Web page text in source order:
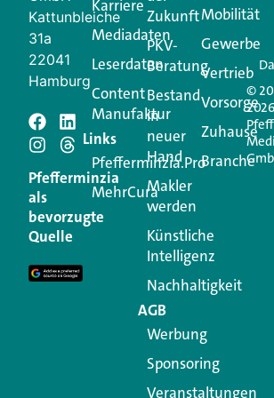
Jetzt anmelden
Schreiben Sie einen
Kommentar
Ihre E-Mail-Adresse wird nicht
Erforderliche Felder sind mit
Kommentar
Kattunbleiche
31a
22041
Hamburg
Pfefferminzia
als
bevorzugte
Quelle
Karriere
Mediadaten
Leserdaten
Content
Manufaktur
Links
Pfefferminzia.Pro
MehrCura
Zukunft
PKV-
Beratung
Bestand
in
neuer
Hand
Makler
werden
Künstliche
Intelligenz
Nachhaltigkeit
AGB
Werbung
Sponsoring
Veranstaltungen
Mobilität
Gewerbe
Vertrieb
Vorsorge
Zuhause
Branche
©
2026